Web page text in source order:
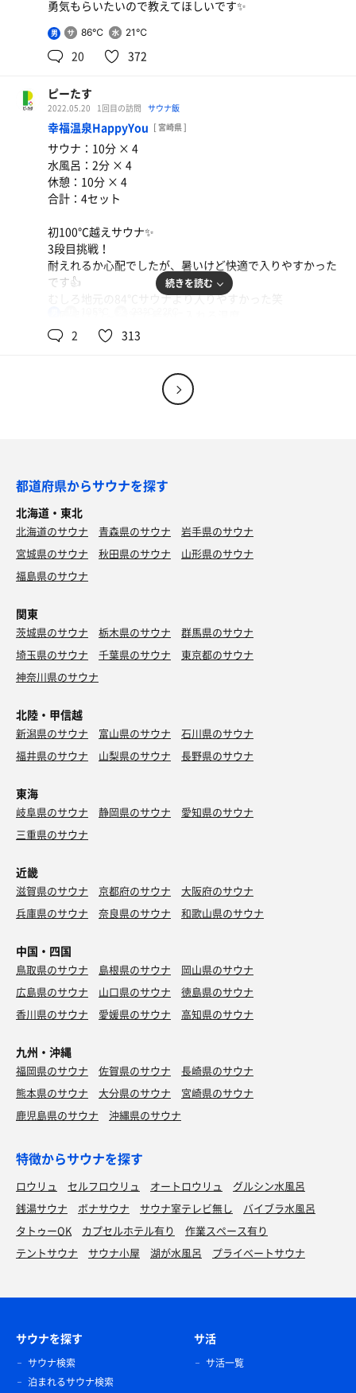
勇気もらいたいので教えてほしいです✨
男 86℃ 21℃
20 372
ピーたす
2022.05.20 1回目の訪問 サウナ飯
幸福温泉HappyYou [ 宮崎県 ]
サウナ：10分 × 4
水風呂：2分 × 4
休憩：10分 × 4
合計：4セット
初100℃越えサウナ✨
3段目挑戦！
耐えれるか心配でしたが、暑いけど快適で入りやすかった
です👍
むしろ地元の84℃サウナより入りやすかった笑
休憩はデッキチェアでフルフラット
行く際はLINEの友達登録がおすすめです！
初回は無料クーポンがつきます😙
本鮪3貫盛り
続きを読む
2 313
都道府県からサウナを探す
北海道・東北
北海道のサウナ 青森県のサウナ
岩手県のサウナ
宮城県のサウナ
秋田県のサウナ
山形県のサウナ
福島県のサウナ
関東
茨城県のサウナ 栃木県のサウナ
群馬県のサウナ
埼玉県のサウナ
千葉県のサウナ
東京都のサウナ
神奈川県のサウナ
北陸・甲信越
新潟県のサウナ 富山県のサウナ
石川県のサウナ
福井県のサウナ
山梨県のサウナ 長野県のサウナ
東海
岐阜県のサウナ 静岡県のサウナ
愛知県のサウナ
三重県のサウナ
近畿
滋賀県のサウナ 京都府のサウナ
大阪府のサウナ
兵庫県のサウナ
奈良県のサウナ 和歌山県のサウナ
中国・四国
鳥取県のサウナ 島根県のサウナ
岡山県のサウナ
広島県のサウナ
山口県のサウナ
徳島県のサウナ
香川県のサウナ
愛媛県のサウナ 高知県のサウナ
九州・沖縄
福岡県のサウナ 佐賀県のサウナ
長崎県のサウナ
熊本県のサウナ
大分県のサウナ
宮崎県のサウナ
鹿児島県のサウナ
沖縄県のサウナ
特徴からサウナを探す
ロウリュ セルフロウリュ オートロウリュ
グルシン水風呂
銭湯サウナ
ボナサウナ サウナ室テレビ無し
バイブラ水風呂
タトゥーOK
カプセルホテル有り
作業スペース有り
テントサウナ
サウナ小屋 湖が水風呂 プライベートサウナ
サウナを探す
サウナ検索
泊まれるサウナ検索
サ活
サ活一覧